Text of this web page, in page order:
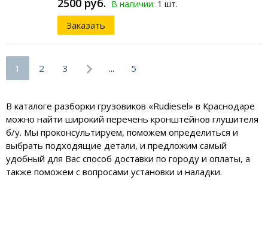
2500 руб. В наличии: 1 шт.
Заказать
1 2 3 ... 5
В каталоге разборки грузовиков «Rudiesel» в Краснодаре
можно найти широкий перечень кронштейнов глушителя
б/у. Мы проконсультируем, поможем определиться и
выбрать подходящие детали, и предложим самый
удобный для Вас способ доставки по городу и оплаты, а
также поможем с вопросами установки и наладки.